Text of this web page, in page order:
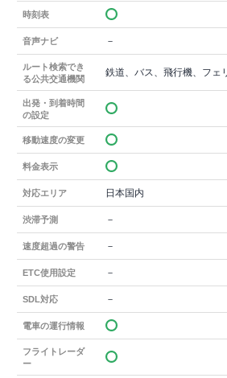
時刻表
音声ナビ －
ルート検索でき
る公共交通機関
鉄道、バス、飛行機、フェ
出発・到着時間
の設定
移動速度の変更
料金表示
対応エリア 日本国内
渋滞予測 －
速度超過の警告 －
ETC使用設定 －
SDL対応 －
電車の運行情報
フライトレーダ
ー